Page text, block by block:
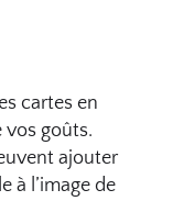
cartes en
vos goûts.
ajouter
à l’image de